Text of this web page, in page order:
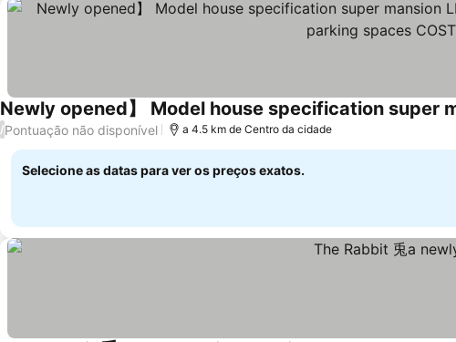
Ver preços
/Pontuação não disponível a 4.5 km de Centro da cidade
Selecione as datas para ver os preços exatos.